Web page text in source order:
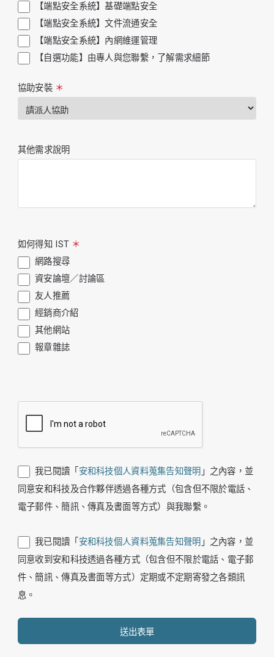
【端點安全系統】基礎端點安全
【端點安全系統】文件流通安全
【端點安全系統】內網維運管理
【自選功能】由專人與您聯繫，了解需求細節
協助安裝 ＊
其他需求說明
如何得知 IST ＊
網路搜尋
資安論壇／討論區
友人推薦
經銷商介紹
其他網站
報章雜誌
我已閱讀「 安和科技個人資料蒐集告知聲明 」之內容，並
同意安和科技及合作夥伴透過各種方式（包含但不限於電話、
電子郵件、簡訊、傳真及書面等方式）與我聯繫。
我已閱讀「 安和科技個人資料蒐集告知聲明 」之內容，並
同意收到安和科技透過各種方式（包含但不限於電話、電子郵
件、簡訊、傳真及書面等方式）定期或不定期寄發之各類訊
息。